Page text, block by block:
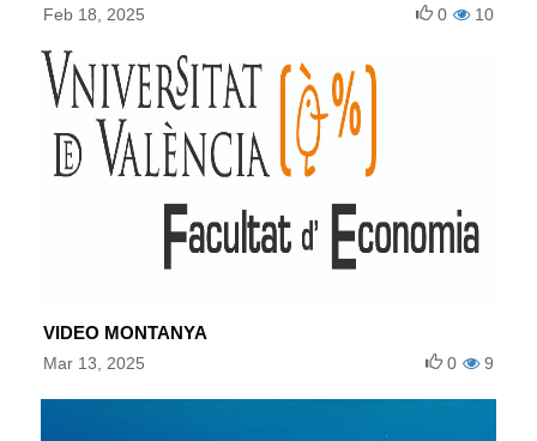
Feb 18, 2025 10
0
VIDEO MONTANYA
Mar 13, 2025 9
0